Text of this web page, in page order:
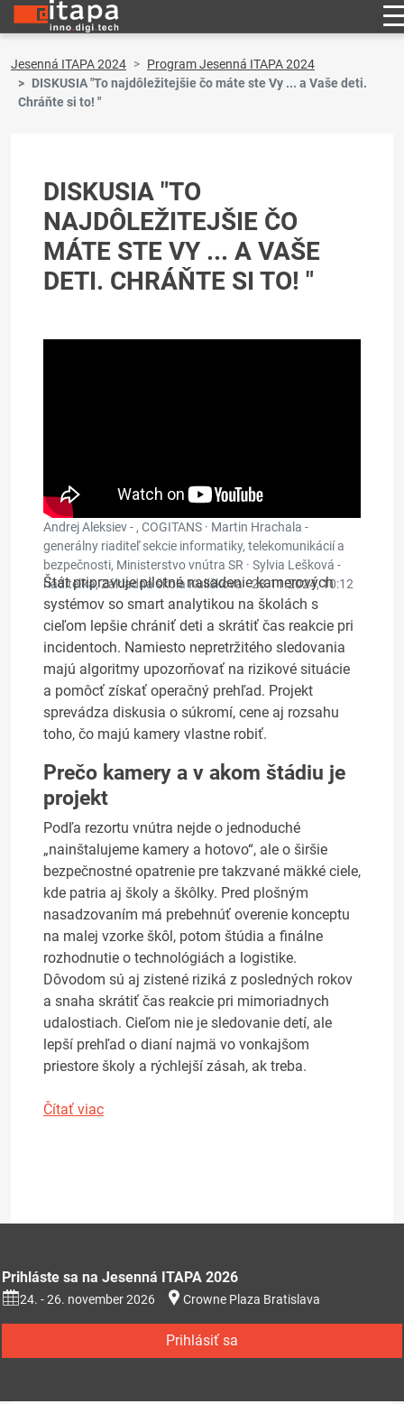
Jesenná ITAPA 2024
Program Jesenná ITAPA 2024
DISKUSIA "To najdôležitejšie čo máte ste Vy ... a Vaše deti.
Chráňte si to! "
DISKUSIA "TO
NAJDÔLEŽITEJŠIE ČO
MÁTE STE VY ... A VAŠE
DETI. CHRÁŇTE SI TO! "
Andrej Aleksiev - , COGITANS · Martin Hrachala -
generálny riaditeľ sekcie informatiky, telekomunikácií a
bezpečnosti, Ministerstvo vnútra SR · Sylvia Lešková -
riaditeľka, Základná škola Kulíškova ·28.11.2024, 10:12
Štát pripravuje pilotné nasadenie kamerových
systémov so smart analytikou na školách s
cieľom lepšie chrániť deti a skrátiť čas reakcie pri
incidentoch. Namiesto nepretržitého sledovania
majú algoritmy upozorňovať na rizikové situácie
a pomôcť získať operačný prehľad. Projekt
sprevádza diskusia o súkromí, cene aj rozsahu
toho, čo majú kamery vlastne robiť.
Prečo kamery a v akom štádiu je
projekt
Podľa rezortu vnútra nejde o jednoduché
„nainštalujeme kamery a hotovo“, ale o širšie
bezpečnostné opatrenie pre takzvané mäkké ciele,
kde patria aj školy a škôlky. Pred plošným
nasadzovaním má prebehnúť overenie konceptu
na malej vzorke škôl, potom štúdia a finálne
rozhodnutie o technológiách a logistike.
Dôvodom sú aj zistené riziká z posledných rokov
a snaha skrátiť čas reakcie pri mimoriadnych
udalostiach. Cieľom nie je sledovanie detí, ale
lepší prehľad o dianí najmä vo vonkajšom
priestore školy a rýchlejší zásah, ak treba.
Čítať viac
Prihláste sa na Jesenná ITAPA 2026
24. - 26. november 2026 Crowne Plaza Bratislava
Prihlásiť sa